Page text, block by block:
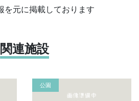
を元に掲載しております
関連施設
公園